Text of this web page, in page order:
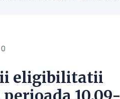
0
eligibilitatii